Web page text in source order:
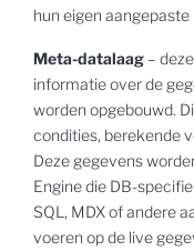
hun eigen
Meta-datalaag –
informatie over de
worden opgebouwd.
condities, berekende
Deze gegevens
Engine die DB-
SQL, MDX of andere
voeren op de live